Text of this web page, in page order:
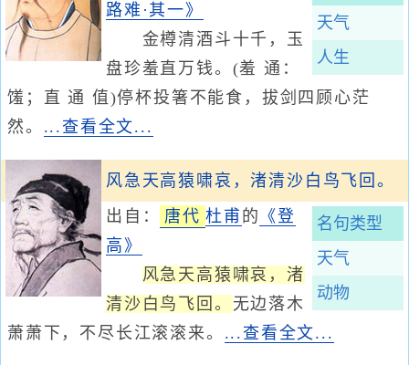
天气
人生
路难·其一》
金樽清酒斗十千，玉
盘珍羞直万钱。(羞 通：
馐；直 通 值)停杯投箸不能食，拔剑四顾心茫
然。 ...查看全文...
风急天高猿啸哀，渚清沙白鸟飞回。
名句类型
天气
动物
出自： 唐代 杜甫 的 《登
高》
风急天高猿啸哀，渚
清沙白鸟飞回。 无边落木
萧萧下，不尽长江滚滚来。 ...查看全文...